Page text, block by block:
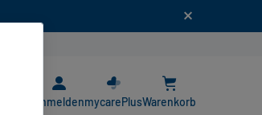
AnmeldenmycarePlusWarenkorb